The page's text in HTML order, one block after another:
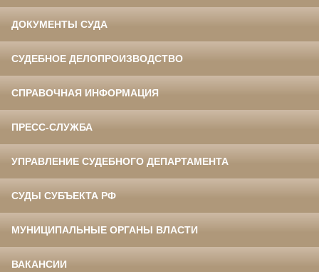
ДОКУМЕНТЫ СУДА
СУДЕБНОЕ ДЕЛОПРОИЗВОДСТВО
СПРАВОЧНАЯ ИНФОРМАЦИЯ
ПРЕСС-СЛУЖБА
УПРАВЛЕНИЕ СУДЕБНОГО ДЕПАРТАМЕНТА
СУДЫ СУБЪЕКТА РФ
МУНИЦИПАЛЬНЫЕ ОРГАНЫ ВЛАСТИ
ВАКАНСИИ